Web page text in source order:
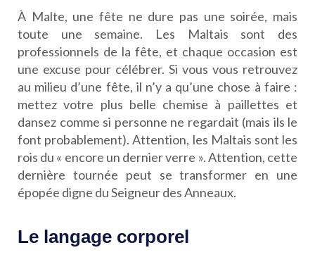
À Malte, une fête ne dure pas une soirée, mais
toute une semaine. Les Maltais sont des
professionnels de la fête, et chaque occasion est
une excuse pour célébrer. Si vous vous retrouvez
au milieu d’une fête, il n’y a qu’une chose à faire :
mettez votre plus belle chemise à paillettes et
dansez comme si personne ne regardait (mais ils le
font probablement). Attention, les Maltais sont les
rois du « encore un dernier verre ». Attention, cette
dernière tournée peut se transformer en une
épopée digne du Seigneur des Anneaux.
Le langage corporel